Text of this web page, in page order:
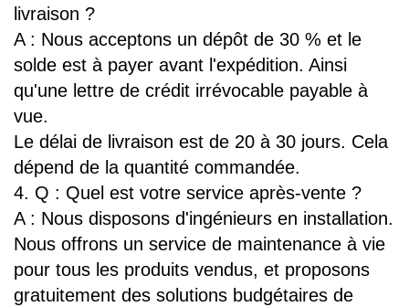
livraison ?
A : Nous acceptons un dépôt de 30 % et le
solde est à payer avant l'expédition. Ainsi
qu'une lettre de crédit irrévocable payable à
vue.
Le délai de livraison est de 20 à 30 jours. Cela
dépend de la quantité commandée.
4. Q : Quel est votre service après-vente ?
A : Nous disposons d'ingénieurs en installation.
Nous offrons un service de maintenance à vie
pour tous les produits vendus, et proposons
gratuitement des solutions budgétaires de